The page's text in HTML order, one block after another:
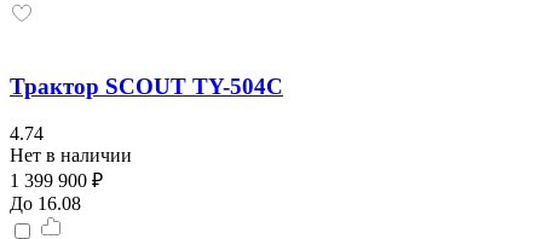
Трактор SCOUT TY-504С
4.74
Нет в наличии
1 399 900 ₽
До 16.08